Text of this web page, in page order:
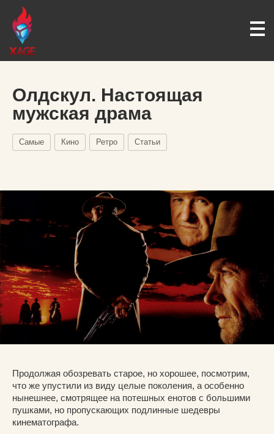
Олдскул. Настоящая
мужская драма
Самые Кино Ретро Статьи
Продолжая обозревать старое, но хорошее, посмотрим,
что же упустили из виду целые поколения, а особенно
нынешнее, смотрящее на потешных енотов с большими
пушками, но пропускающих подлинные шедевры
кинематографа.